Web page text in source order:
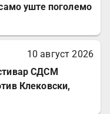
уште поголемо
10 август 2026
СДСМ
Клековски,